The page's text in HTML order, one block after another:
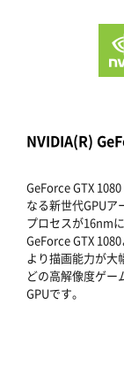
NVIDIA(R)
GeForce GTX
なる新世代GPU
プロセスが16nm
GeForce GTX
より描画能力が大
どの高解像度ゲー
GPUです。